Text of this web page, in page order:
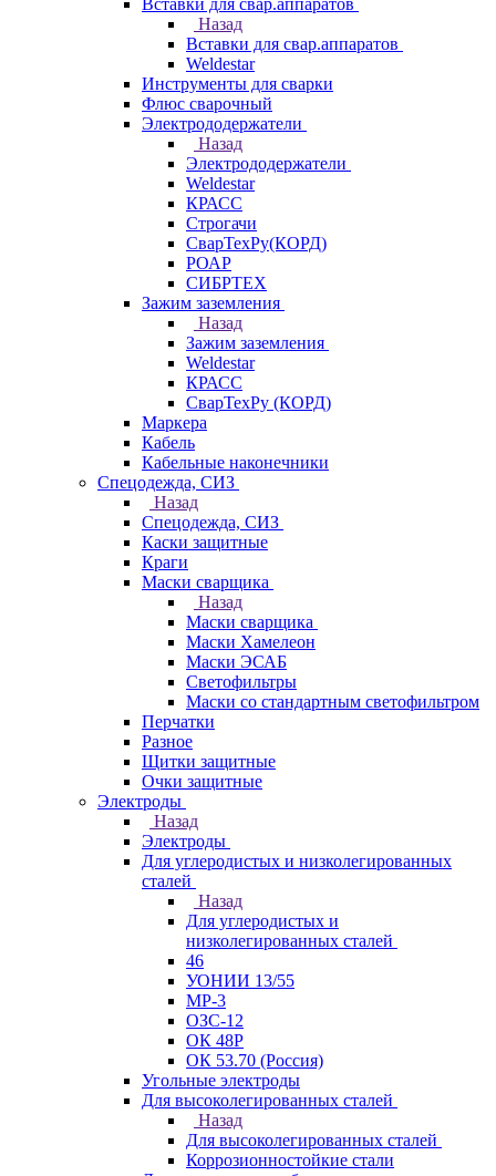
Вставки для свар.аппаратов
Назад
Вставки для свар.аппаратов
Weldestar
Инструменты для сварки
Флюс сварочный
Электрододержатели
Назад
Электрододержатели
Weldestar
КРАСС
Строгачи
СварТехРу(КОРД)
РОАР
СИБРТЕХ
Зажим заземления
Назад
Зажим заземления
Weldestar
КРАСС
СварТехРу (КОРД)
Маркера
Кабель
Кабельные наконечники
Спецодежда, СИЗ
Назад
Спецодежда, СИЗ
Каски защитные
Краги
Маски сварщика
Назад
Маски сварщика
Маски Хамелеон
Маски ЭСАБ
Светофильтры
Маски со стандартным светофильтром
Перчатки
Разное
Щитки защитные
Очки защитные
Электроды
Назад
Электроды
Для углеродистых и низколегированных
сталей
Назад
Для углеродистых и
низколегированных сталей
46
УОНИИ 13/55
МР-3
ОЗС-12
ОК 48Р
ОК 53.70 (Россия)
Угольные электроды
Для высоколегированных сталей
Назад
Для высоколегированных сталей
Коррозионностойкие стали